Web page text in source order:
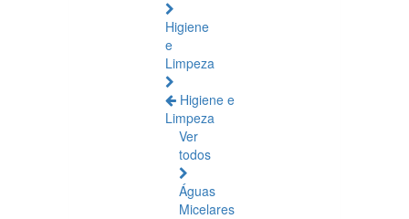
Higiene
e
Limpeza
Higiene e
Limpeza
Ver
todos
Águas
Micelares